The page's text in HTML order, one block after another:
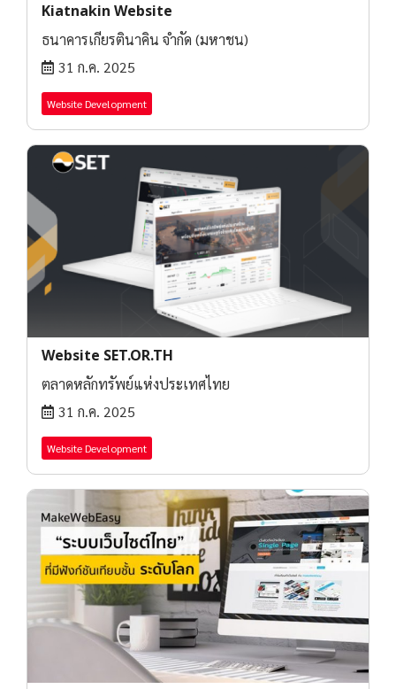
Kiatnakin Website
ธนาคารเกียรตินาคิน จำกัด (มหาชน)
31 ก.ค. 2025
Website Development
Website SET.OR.TH
ตลาดหลักทรัพย์แห่งประเทศไทย
31 ก.ค. 2025
Website Development